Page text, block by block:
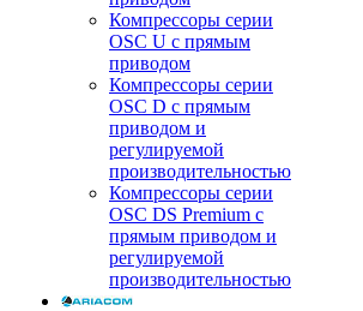
Компрессоры серии
OSC U с прямым
приводом
Компрессоры серии
OSC D с прямым
приводом и
регулируемой
производительностью
Компрессоры серии
OSC DS Premium с
прямым приводом и
регулируемой
производительностью